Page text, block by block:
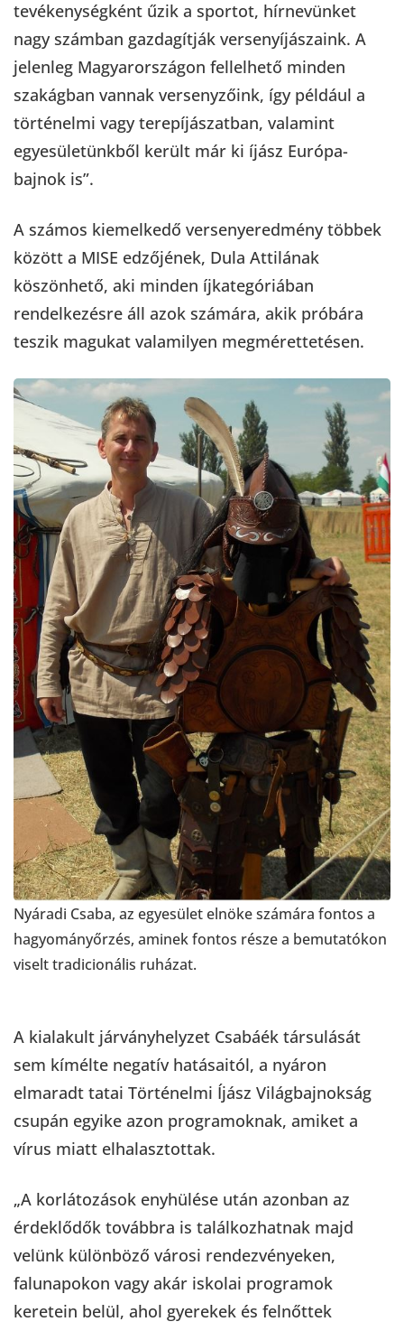
tevékenységként űzik a sportot, hírnevünket
nagy számban gazdagítják versenyíjászaink. A
jelenleg Magyarországon fellelhető minden
szakágban vannak versenyzőink, így például a
történelmi vagy terepíjászatban, valamint
egyesületünkből került már ki íjász Európa-
bajnok is”.
A számos kiemelkedő versenyeredmény többek
között a MISE edzőjének, Dula Attilának
köszönhető, aki minden íjkategóriában
rendelkezésre áll azok számára, akik próbára
teszik magukat valamilyen megmérettetésen.
Nyáradi Csaba, az egyesület elnöke számára fontos a
hagyományőrzés, aminek fontos része a bemutatókon
viselt tradicionális ruházat.
A kialakult járványhelyzet Csabáék társulását
sem kímélte negatív hatásaitól, a nyáron
elmaradt tatai Történelmi Íjász Világbajnokság
csupán egyike azon programoknak, amiket a
vírus miatt elhalasztottak.
„A korlátozások enyhülése után azonban az
érdeklődők továbbra is találkozhatnak majd
velünk különböző városi rendezvényeken,
falunapokon vagy akár iskolai programok
keretein belül, ahol gyerekek és felnőttek